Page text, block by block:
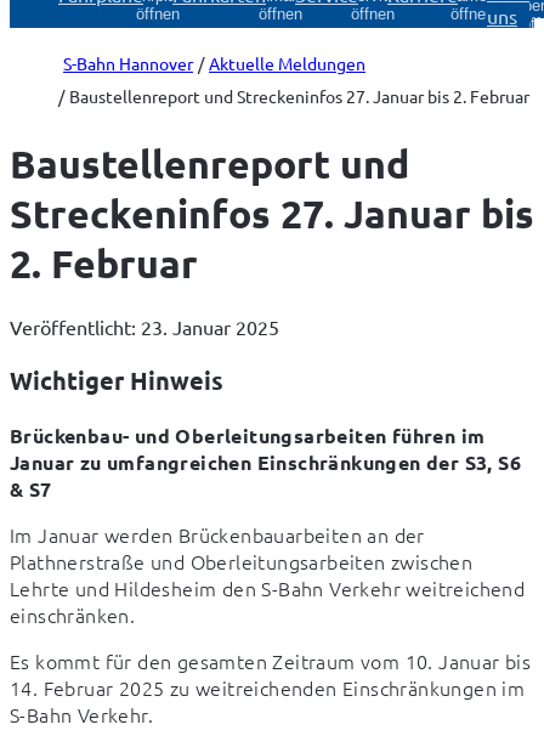
öffnen
öffnen
öffnen
öffnenuns
S-Bahn Hannover
Aktuelle Meldungen
Baustellenreport und Streckeninfos 27. Januar bis 2. Februar
Baustellenreport und
Streckeninfos 27. Januar bis
2. Februar
Veröffentlicht: 23. Januar 2025
Wichtiger Hinweis
Brückenbau- und Oberleitungsarbeiten führen im
Januar zu umfangreichen Einschränkungen der S3, S6
& S7
Im Januar werden Brückenbauarbeiten an der
Plathnerstraße und Oberleitungsarbeiten zwischen
Lehrte und Hildesheim den S-Bahn Verkehr weitreichend
einschränken.
Es kommt für den gesamten Zeitraum vom 10. Januar bis
14. Februar 2025 zu weitreichenden Einschränkungen im
S-Bahn Verkehr.